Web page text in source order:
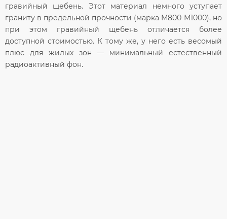
гравийный щебень. Этот материал немного уступает
граниту в предельной прочности (марка М800-М1000), но
при этом гравийный щебень отличается более
доступной стоимостью. К тому же, у него есть весомый
плюс для жилых зон — минимальный естественный
радиоактивный фон.